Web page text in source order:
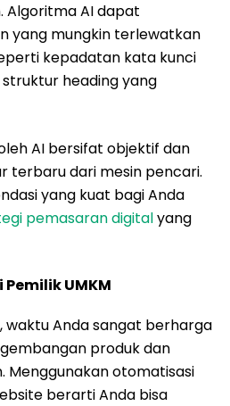
AI dapat
yang mungkin terlewatkan
kepadatan kata kunci
heading yang
AI bersifat objektif dan
terbaru dari mesin pencari.
yang kuat bagi Anda
pemasaran digitalyang
UMKM
waktu Anda sangat berharga
produk dan
Menggunakan otomatisasi
berarti Anda bisa